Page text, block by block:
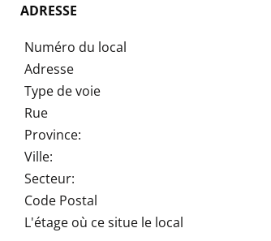
ADRESSE
Numéro du local
Adresse
Type de voie
Rue
Province:
Ville:
Secteur:
Code Postal
L'étage où ce situe le local